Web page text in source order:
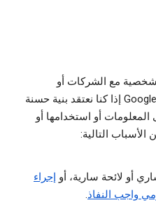
مع الشركات أو
المؤسسات أو الأفراد خارج Google إذا كنا نعتقد بنية حسنة
أو استخدامها أو
الأسباب التالية:
أو لائحة سارية، أو إجراء
واجب النفاذ.